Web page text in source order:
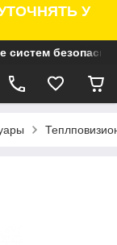
У
систем